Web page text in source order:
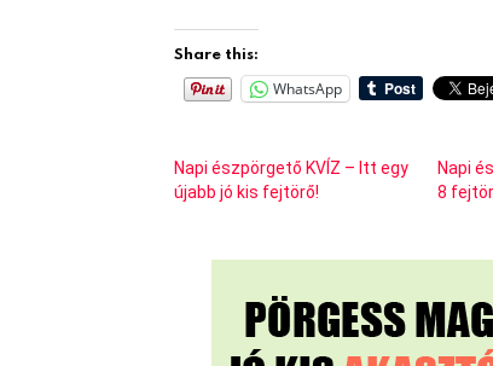
Share this:
WhatsApp
Napi észpörgető KVÍZ – Itt egy
újabb jó kis fejtörő!
Napi
8